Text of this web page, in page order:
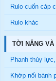
Rulo cuốn cáp
Rulo khác
TỜI NÂNG VÀ
Phanh thủy
Khớp nối bánh